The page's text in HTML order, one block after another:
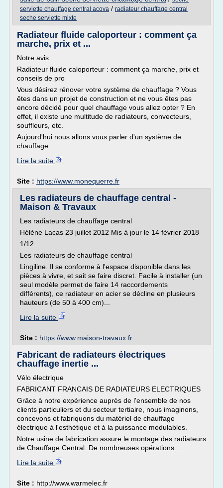
serviette chauffage central acova / radiateur chauffage central
seche serviette mixte
Radiateur fluide caloporteur : comment ça
marche, prix et ...
Notre avis
Radiateur fluide caloporteur : comment ça marche, prix et
conseils de pro
Vous désirez rénover votre système de chauffage ? Vous
êtes dans un projet de construction et ne vous êtes pas
encore décidé pour quel chauffage vous allez opter ? En
effet, il existe une multitude de radiateurs, convecteurs,
souffleurs, etc.
Aujourd'hui nous allons vous parler d'un système de
chauffage...
Lire la suite
Site : https://www.monequerre.fr
Les radiateurs de chauffage central -
Maison & Travaux
Les radiateurs de chauffage central
Hélène Lacas 23 juillet 2012 Mis à jour le 14 février 2018
1/12
Les radiateurs de chauffage central
Lingiline. Il se conforme à l'espace disponible dans les
pièces à vivre, et sait se faire discret. Facile à installer (un
seul modèle permet de faire 14 raccordements
différents), ce radiateur en acier se décline en plusieurs
hauteurs (de 50 à 400 cm)...
Lire la suite
Site : https://www.maison-travaux.fr
Fabricant de radiateurs électriques
chauffage inertie ...
Vélo électrique
FABRICANT FRANCAIS DE RADIATEURS ELECTRIQUES
Grâce à notre expérience auprès de l'ensemble de nos
clients particuliers et du secteur tertiaire, nous imaginons,
concevons et fabriquons du matériel de chauffage
électrique à l'esthétique et à la puissance modulables.
Notre usine de fabrication assure le montage des radiateurs
de Chauffage Central. De nombreuses opérations...
Lire la suite
Site : http://www.warmelec.fr